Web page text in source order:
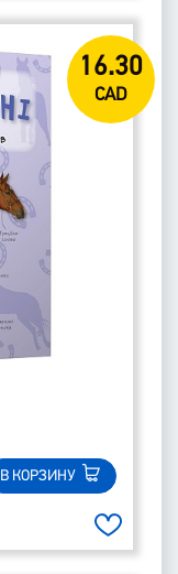
16.30
CAD
В КОРЗИНУ